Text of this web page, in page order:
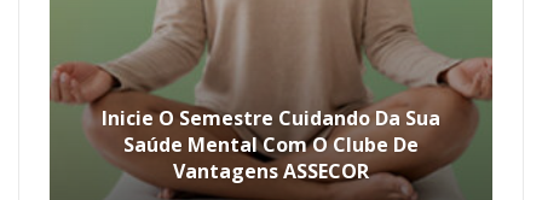
Inicie O Semestre Cuidando Da Sua
Saúde Mental Com O Clube De
Vantagens ASSECOR